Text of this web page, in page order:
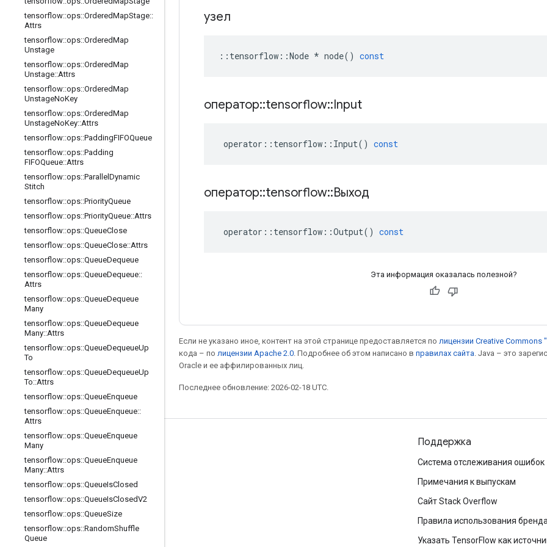
tensorflow::ops::OrderedMapStage::
Attrs
tensorflow::ops::OrderedMap
Unstage
tensorflow::ops::OrderedMap
Unstage::Attrs
tensorflow::ops::OrderedMap
UnstageNoKey
tensorflow::ops::OrderedMap
UnstageNoKey::Attrs
tensorflow::ops::PaddingFIFOQueue
tensorflow::ops::Padding
FIFOQueue::Attrs
tensorflow::ops::Parallel Dynamic
Stitch
tensorflow::ops::PriorityQueue
tensorflow::ops::PriorityQueue::Attrs
tensorflow::ops::QueueClose
tensorflow::ops::QueueClose::Attrs
tensorflow::ops::QueueDequeue
tensorflow::ops::QueueDequeue::
Attrs
tensorflow::ops::QueueDequeue
Many
tensorflow::ops::QueueDequeue
Many::Attrs
tensorflow::ops::QueueDequeueUp
To
tensorflow::ops::QueueDequeueUp
To::Attrs
tensorflow::ops::QueueEnqueue
tensorflow::ops::QueueEnqueue::
Attrs
tensorflow::ops::QueueEnqueue
Many
tensorflow::ops::QueueEnqueue
Many::Attrs
tensorflow::ops::QueueIsClosed
tensorflow::ops::QueueIsClosedV2
tensorflow::ops::QueueSize
tensorflow::ops::RandomShuffle
Queue
узел
:: tensorflow ::Node * node() const
оператор::tensorflow::Input
operator :: tensorflow :: Input() const
оператор::tensorflow::Выход
operator :: tensorflow ::Output() const
Эта информация оказалась полезной?
Если не указано иное, контент на этой странице предоставляется по лицензии Creative
кода – по лицензии Apache 2.0 . Подробнее об этом написано в правилах сайта . Java – это
Oracle и ее аффилированных лиц.
Последнее обновление: 2026-02-18 UTC.
Мы в социальных сетях
Блог
Форум
GitHub
YouTube
Поддержка
Система отслеживания ошибок
Примечания к выпускам
Сайт Stack Overflow
Правила использования
Указать TensorFlow как